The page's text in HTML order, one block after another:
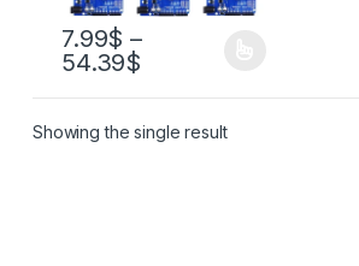
7.99$ –
54.39$
Showing the single result